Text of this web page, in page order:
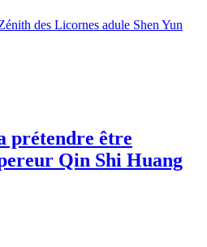
des Licornes adule Shen Yun
prétendre être
Qin Shi Huang